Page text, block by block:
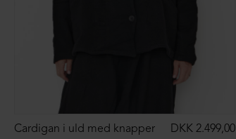
Cardigan i uld med knapper DKK 2.499,00